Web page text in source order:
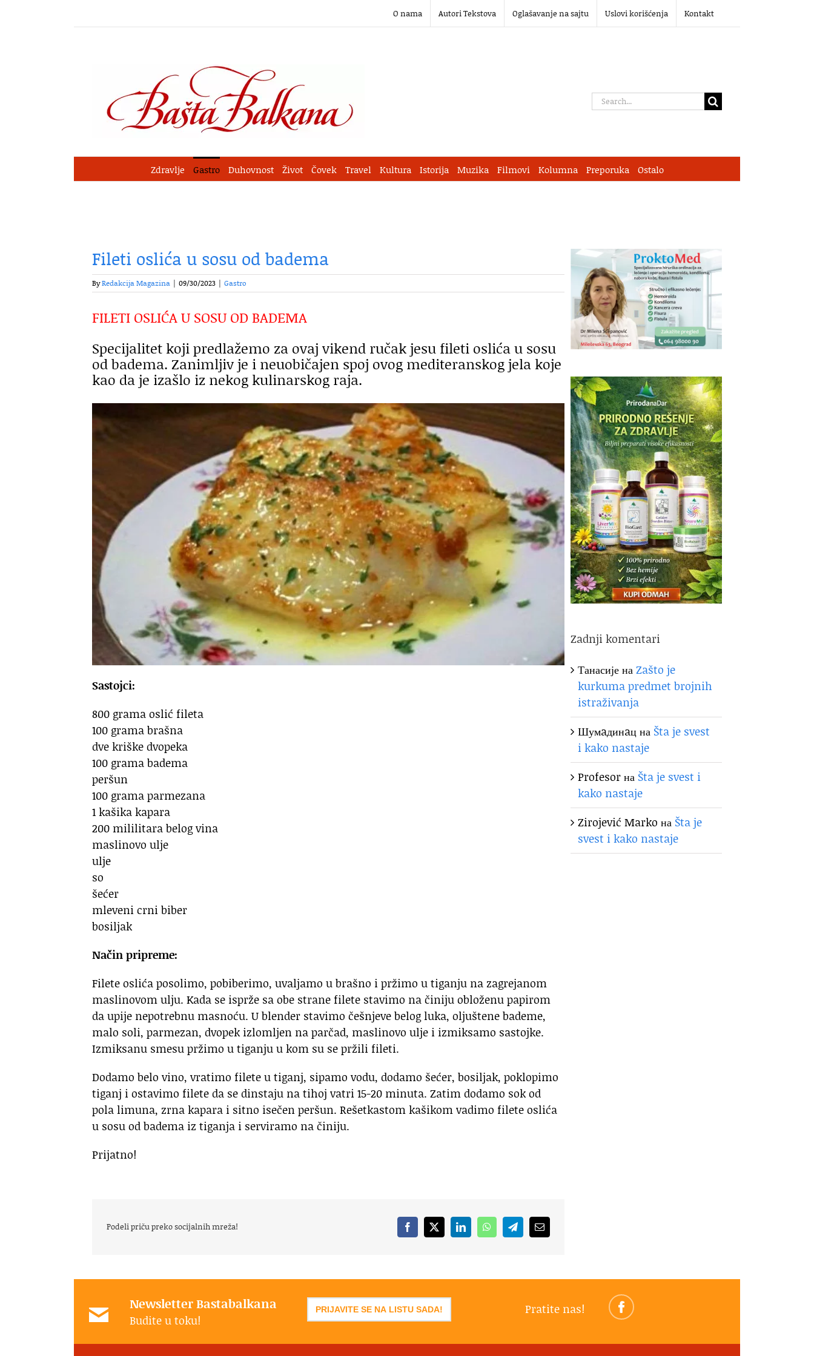
O nama Autori Tekstova Oglašavanje na sajtu Uslovi korišćenja Kontakt
Search
Zdravlje Gastro Duhovnost Život Čovek Travel Kultura Istorija Muzika Filmovi Kolumna Preporuka Ostalo
Fileti oslića u sosu od badema
ByRedakcija Magazina | 09/30/2023 | Gastro
FILETI OSLIĆA U SOSU OD BADEMA
Specijalitet koji predlažemo za ovaj vikend ručak jesu fileti oslića u sosu
od badema. Zanimljiv je i neuobičajen spoj ovog mediteranskog jela koje
kao da je izašlo iz nekog kulinarskog raja.
Sastojci:
800 grama oslić fileta
100 grama brašna
dve kriške dvopeka
100 grama badema
peršun
100 grama parmezana
1 kašika kapara
200 mililitara belog vina
maslinovo ulje
ulje
so
šećer
mleveni crni biber
bosiljak
Način pripreme:
Filete oslića posolimo, pobiberimo, uvaljamo u brašno i pržimo u tiganju na zagrejanom
maslinovom ulju. Kada se isprže sa obe strane filete stavimo na činiju obloženu papirom
da upije nepotrebnu masnoću. U blender stavimo češnjeve belog luka, oljuštene bademe,
malo soli, parmezan, dvopek izlomljen na parčad, maslinovo ulje i izmiksamo sastojke.
Izmiksanu smesu pržimo u tiganju u kom su se pržili fileti.
Dodamo belo vino, vratimo filete u tiganj, sipamo vodu, dodamo šećer, bosiljak, poklopimo
tiganj i ostavimo filete da se dinstaju na tihoj vatri 15-20 minuta. Zatim dodamo sok od
pola limuna, zrna kapara i sitno isečen peršun. Rešetkastom kašikom vadimo filete oslića
u sosu od badema iz tiganja i serviramo na činiju.
Prijatno!
Podeli priču preko socijalnih mreža! Facebook
X LinkedInWhatsAppTelegramEmail
Zadnji komentari
ТанасијенаZašto je
kurkuma predmet brojnih
istraživanja
Шумaдинaцна Šta je svest
i kako nastaje
Profesorна Šta je svest i
kako nastaje
Zirojević Marko на Šta je
svest i kako nastaje
Newsletter Bastabalkana
Budite u toku!
PRIJAVITE SE NA LISTU SADA! Pratite nas!